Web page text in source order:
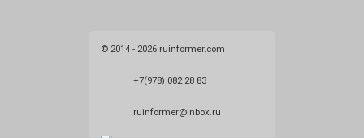
© 2014 - 2026 ruinformer.com
+7(978) 082 28 83
ruinformer@inbox.ru